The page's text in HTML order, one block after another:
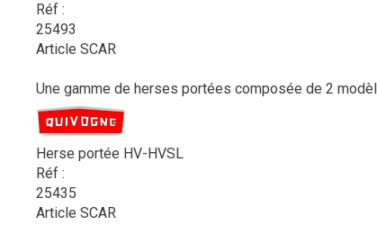
Réf :
25493
Article SCAR
Une gamme de herses portées composée de 2
Herse portée HV-HVSL
Réf :
25435
Article SCAR